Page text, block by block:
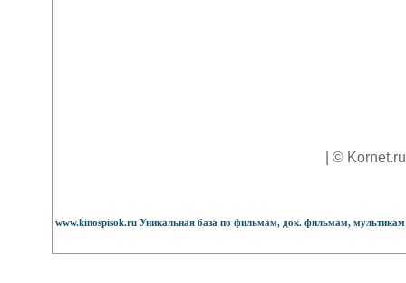
| ©
www.kinospisok.ru Уникальная база по фильмам, док. фильмам,